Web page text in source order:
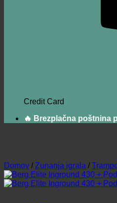
Credit Card
🔥 Brezplačna poštnina
Domov / Zunanja igrala /